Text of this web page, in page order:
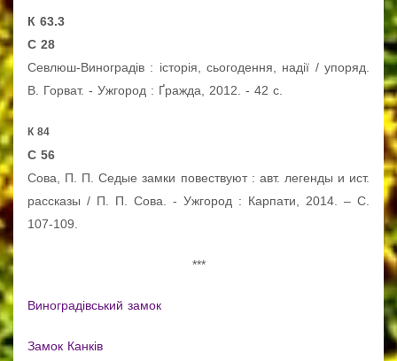
К 63.3
С 28
Севлюш-Виноградів : історія, сьогодення, надії / упоряд.
В. Горват. - Ужгород : Ґражда, 2012. - 42 с.
К 84
С 56
Сова, П. П.
Седые замки повествуют : авт. легенды и ист.
рассказы / П. П. Сова. - Ужгород : Карпати, 2014. – С.
107-109.
***
Виноградівський замок
Замок Канків